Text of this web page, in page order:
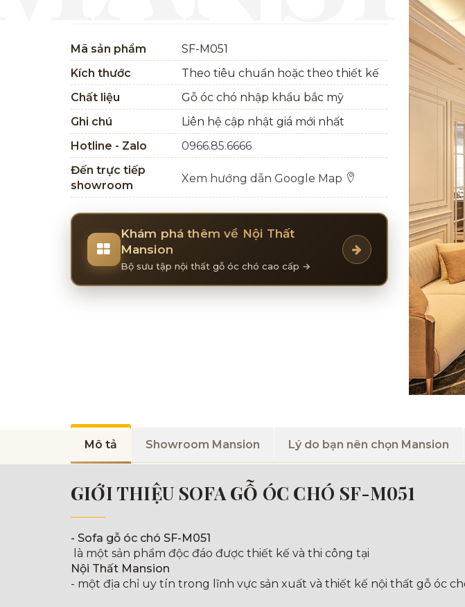
Mã sản phẩm
SF-M051
Kích thước
Theo tiêu chuẩn hoặc theo thiết kế
Chất liệu
Gỗ óc chó nhập khẩu bắc mỹ
Ghi chú
Liên hệ cập nhật giá mới nhất
Hotline - Zalo
0966.85.6666
Đến trực tiếp
showroom
Xem hướng dẫn Google Map
Khám phá thêm về Nội Thất
Mansion
Bộ sưu tập nội thất gỗ óc chó cao cấp →
Mô tả Showroom Mansion Lý do bạn nên chọn Mansion
GIỚI THIỆU SOFA GỖ ÓC CHÓ SF-M051
- Sofa gỗ óc chó SF-M051
là một sản phẩm độc đáo được thiết kế và thi công tại
Nội Thất Mansion
- một địa chỉ uy tín trong lĩnh vực sản xuất và thiết kế nội thất gỗ óc